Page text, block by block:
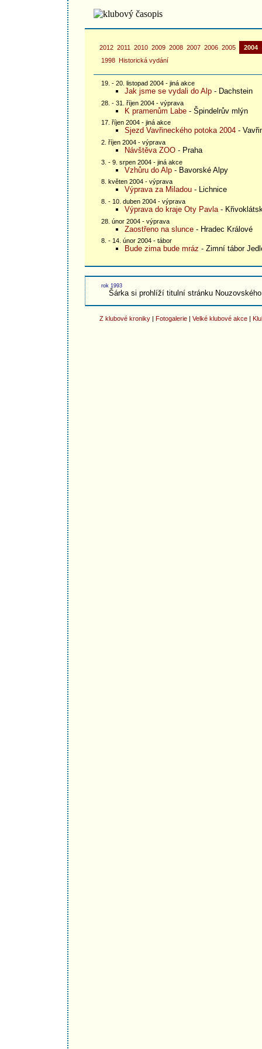
2012 2011 2010 2009 2008 2007 2006 2005
2004
1998 Historická vydání
19. - 20. listopad 2004 - jiná akce
Jak jsme se vydali do Alp - Dachstein
28. - 31. říjen 2004 - výprava
K pramenům Labe - Špindelrův mlýn
17. říjen 2004 - jiná akce
Sjezd Vavřineckého potoka 2004 -
2. říjen 2004 - výprava
Návštěva ZOO - Praha
3. - 9. srpen 2004 - jiná akce
Vzhůru do Alp - Bavorské Alpy
8. květen 2004 - výprava
Výprava za Miladou - Lichnice
8. - 10. duben 2004 - výprava
Výprava do kraje Oty Pavla -
28. únor 2004 - výprava
Zaostřeno na slunce - Hradec Králové
8. - 14. únor 2004 - tábor
Bude zima bude mráz - Zimní tábor
rok 1993
Šárka si prohlíží titulní stránku
Z klubové kroniky |Fotogalerie |Velké klubové akce |